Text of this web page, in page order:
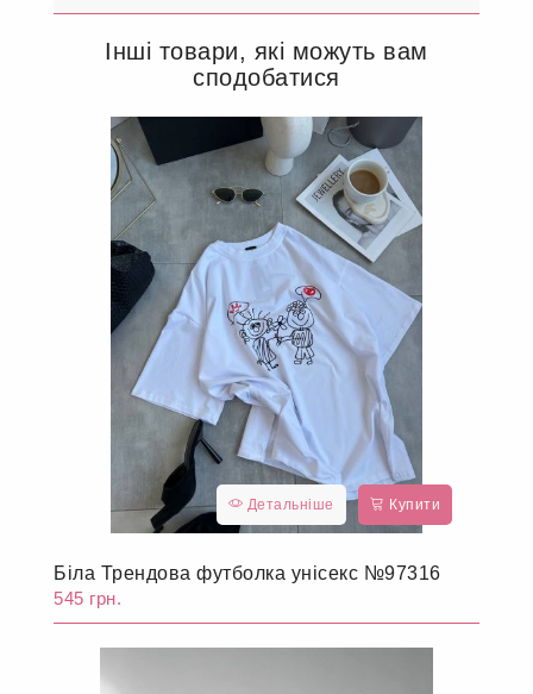
Інші товари, які можуть вам
сподобатися
Детальніше Купити
Біла Трендова футболка унісекс №97316
545 грн.